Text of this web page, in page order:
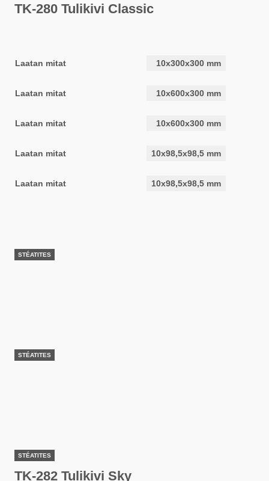
TK-280 Tulikivi Classic
Laatan mitat 10x300x300 mm
Laatan mitat 10x600x300 mm
Laatan mitat 10x600x300 mm
Laatan mitat 10x98,5x98,5 mm
Laatan mitat 10x98,5x98,5 mm
STÉATITES
STÉATITES
STÉATITES
TK-282 Tulikivi Sky